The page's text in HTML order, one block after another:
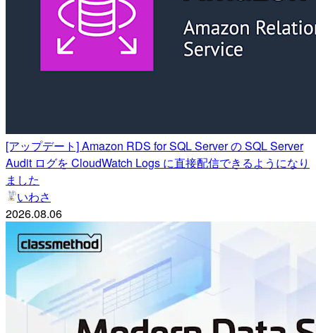
[アップデート] Amazon RDS for SQL Server の SQL Server
Audit ログを CloudWatch Logs に直接配信できるようになり
ました
いわさ
2026.08.06